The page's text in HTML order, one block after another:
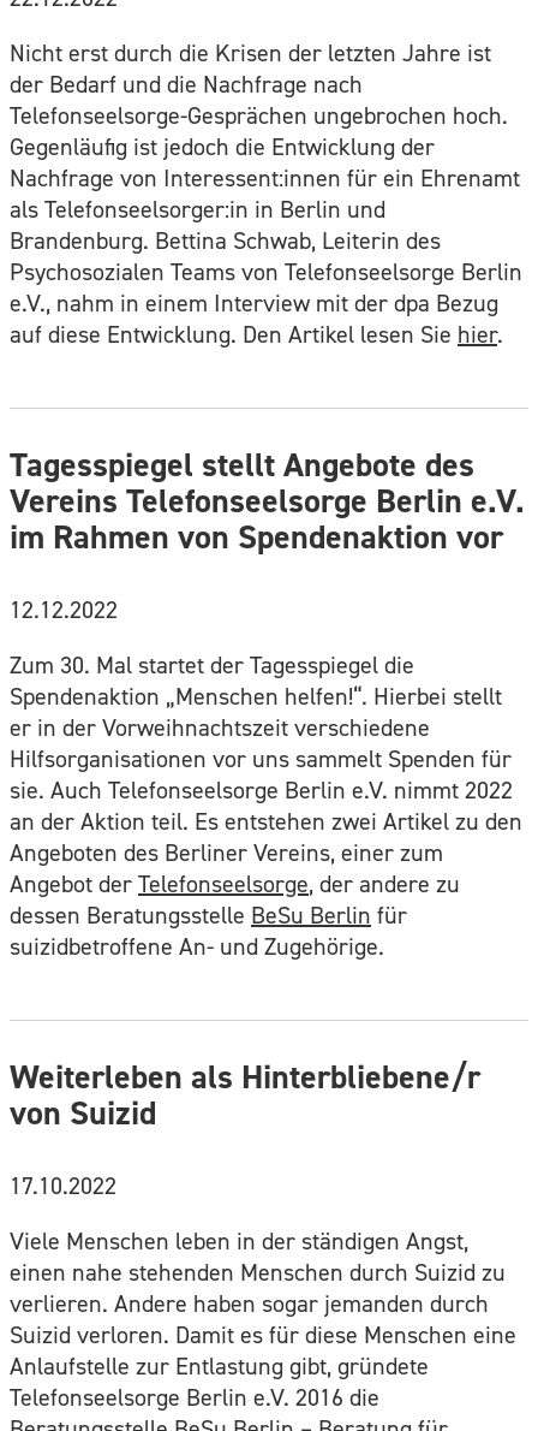
Nicht erst durch die Krisen der letzten Jahre ist
der Bedarf und die Nachfrage nach
Telefonseelsorge-Gesprächen ungebrochen hoch.
Gegenläufig ist jedoch die Entwicklung der
Nachfrage von Interessent:innen für ein Ehrenamt
als Telefonseelsorger:in in Berlin und
Brandenburg. Bettina Schwab, Leiterin des
Psychosozialen Teams von Telefonseelsorge Berlin
e.V., nahm in einem Interview mit der dpa Bezug
auf diese Entwicklung. Den Artikel lesen Sie hier.
Tagesspiegel stellt Angebote des
Vereins Telefonseelsorge Berlin e.V.
im Rahmen von Spendenaktion vor
12.12.2022
Zum 30. Mal startet der Tagesspiegel die
Spendenaktion „Menschen helfen!“. Hierbei stellt
er in der Vorweihnachtszeit verschiedene
Hilfsorganisationen vor uns sammelt Spenden für
sie. Auch Telefonseelsorge Berlin e.V. nimmt 2022
an der Aktion teil. Es entstehen zwei Artikel zu den
Angeboten des Berliner Vereins, einer zum
Angebot derTelefonseelsorge, der andere zu
dessen Beratungsstelle BeSu Berlin für
suizidbetroffene An- und Zugehörige.
Weiterleben als Hinterbliebene/r
von Suizid
17.10.2022
Viele Menschen leben in der ständigen Angst,
einen nahe stehenden Menschen durch Suizid zu
verlieren. Andere haben sogar jemanden durch
Suizid verloren. Damit es für diese Menschen eine
Anlaufstelle zur Entlastung gibt, gründete
Telefonseelsorge Berlin e.V. 2016 die